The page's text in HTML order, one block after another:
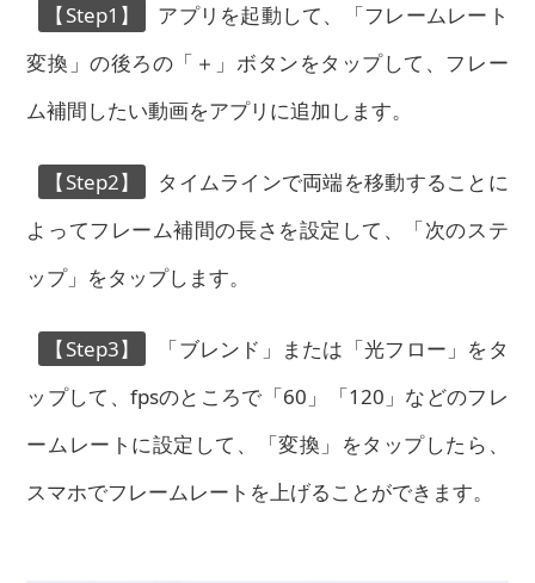
【Step1】
アプリを起動して、「フレームレート
変換」の後ろの「＋」ボタンをタップして、フレー
ム補間したい動画をアプリに追加します。
【Step2】
タイムラインで両端を移動することに
よってフレーム補間の長さを設定して、「次のステ
ップ」をタップします。
【Step3】
「ブレンド」または「光フロー」をタ
ップして、fpsのところで「60」「120」などのフレ
ームレートに設定して、「変換」をタップしたら、
スマホでフレームレートを上げることができます。